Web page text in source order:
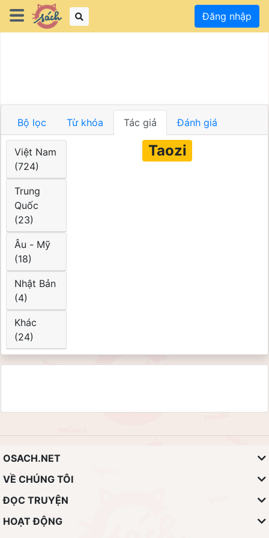
Đăng nhập
Bộ lọc Từ khóa Tác giả Đánh giá
Việt Nam
(724)
Trung
Quốc
(23)
Âu - Mỹ
(18)
Nhật Bản
(4)
Khác
(24)
Taozi
OSACH.NET
VỀ CHÚNG TÔI
ĐỌC TRUYỆN
HOẠT ĐỘNG